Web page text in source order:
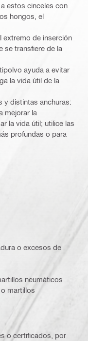
estos cinceles con
hongos, el
extremo de inserción
se transfiere de la
ayuda a evitar
la vida útil de la
y distintas anchuras:
mejorar la
la vida útil; utilice las
profundas o para
o excesos de
neumáticos
martillos
o certificados, por